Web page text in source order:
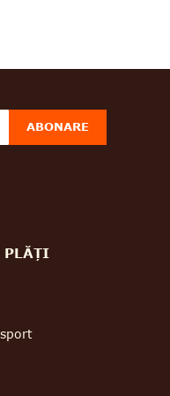
ABONARE
PLĂȚI